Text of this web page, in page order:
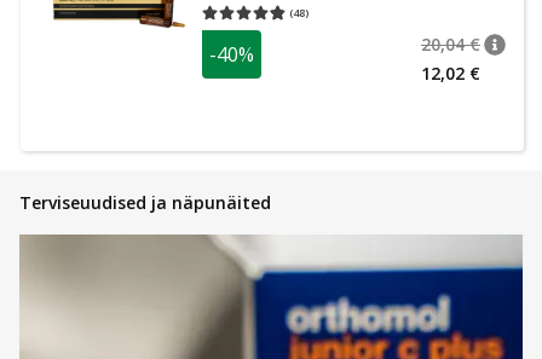
(48)
Keskmine hinnang 4.79
-40% 20,04 €
12,02 €
Terviseuudised ja näpunäited